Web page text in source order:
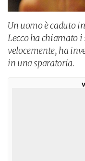
Un uomo è caduto
Lecco ha chiamato
velocemente, ha
in una sparatoria.